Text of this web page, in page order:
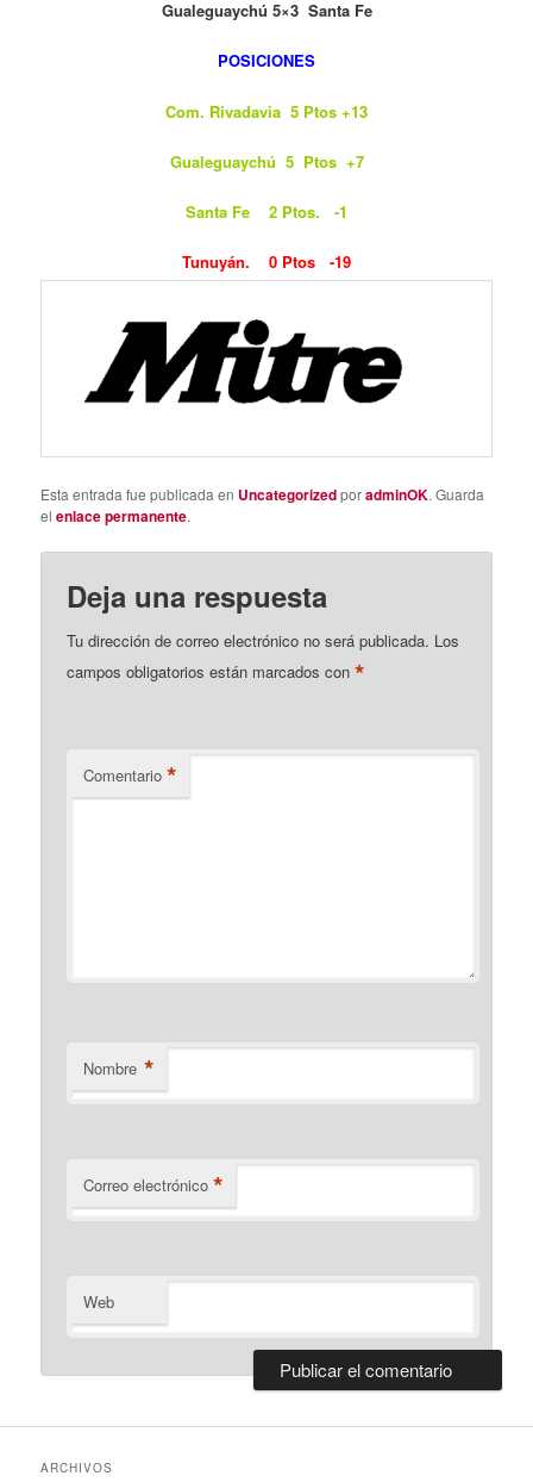
Gualeguaychú 5×3 Santa Fe
POSICIONES
Com. Rivadavia 5 Ptos +13
Gualeguaychú 5 Ptos +7
Santa Fe 2 Ptos. -1
Tunuyán. 0 Ptos -19
Esta entrada fue publicada en UncategorizedporadminOK. Guarda
elenlace permanente.
Deja una respuesta
Tu dirección de correo electrónico no será publicada. Los
campos obligatorios están marcados con*
Comentario *
Nombre *
Correo electrónico *
Web
ARCHIVOS